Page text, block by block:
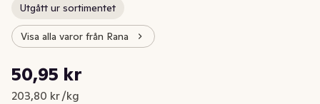
Utgått ur sortimentet
Visa alla varor från Rana
Nuvarande pris är: 50,95 kr
50,95 kr
203,80 kr /kg
Styckpris: 203,80 kr /kg